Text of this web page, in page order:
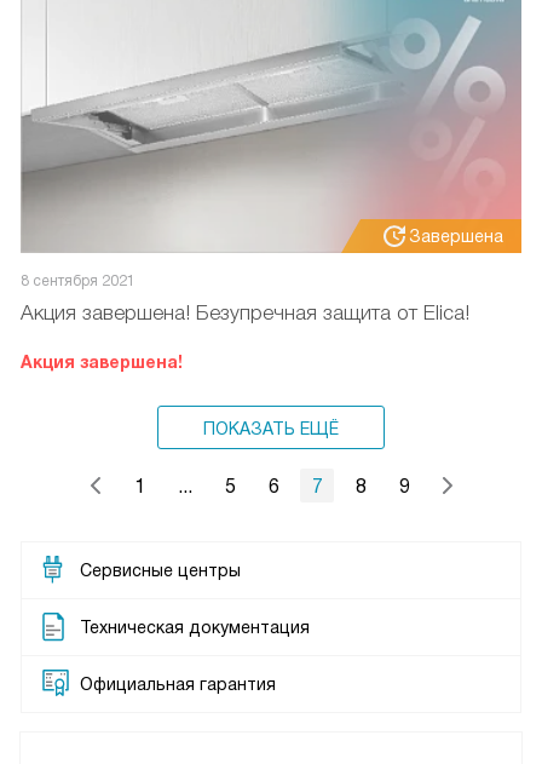
Завершена
8 сентября 2021
Акция завершена! Безупречная защита от Elica!
Акция завершена!
ПОКАЗАТЬ ЕЩЁ
1 ... 5 6 7 8 9
Сервисные центры
Техническая документация
Официальная гарантия